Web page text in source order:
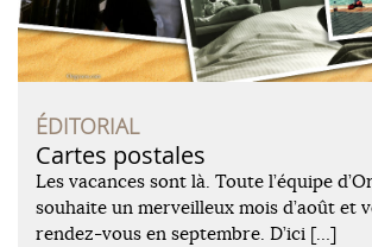
ÉDITORIAL
Cartes postales
Les vacances sont là. Toute l’équipe
souhaite un merveilleux mois d’août et
rendez-vous en septembre. D’ici […]